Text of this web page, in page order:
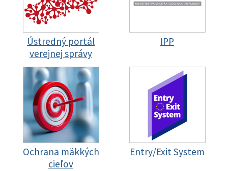
Ústredný portál
verejnej správy
IPP
Ochrana mäkkých
cieľov
Entry/Exit System